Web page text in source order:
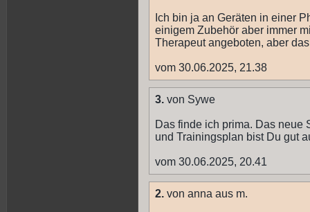
Ich bin ja an Geräten in einer
einigem Zubehör aber immer
Therapeut angeboten, aber
vom 30.06.2025, 21.38
3. von Sywe
Das finde ich prima. Das neue
und Trainingsplan bist Du gut
vom 30.06.2025, 20.41
2. von anna aus m.